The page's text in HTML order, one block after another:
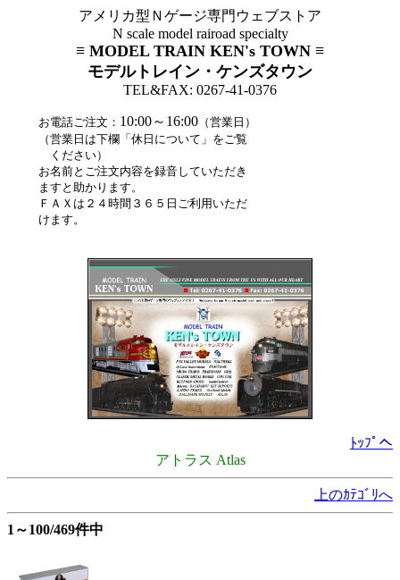
アメリカ型Ｎゲージ専門ウェブストア
N scale model rairoad specialty
≡ MODEL TRAIN KEN's TOWN ≡
モデルトレイン・ケンズタウン
TEL&FAX: 0267-41-0376
お電話ご注文： 10:00～16:00 （営業日）
（営業日は下欄「休日について」をご覧
ください）
お名前とご注文内容を録音していただき
ますと助かります。
ＦＡＸは２４時間３６５日ご利用いただ
けます。
ﾄｯﾌﾟへ
アトラス Atlas
上のｶﾃｺﾞﾘへ
1～100/469件中